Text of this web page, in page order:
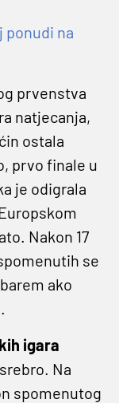
ponudi na
prvenstva
natjecanja,
ostala
prvo finale u
je odigrala
Nakon 17
se
ako
igara
Na
spomenutog